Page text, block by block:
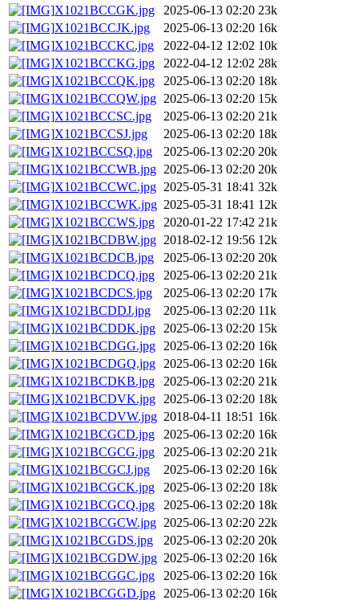
X1021BCCGK.jpg
2025-06-13 02:20 23k
X1021BCCJK.jpg
2025-06-13 02:20 16k
X1021BCCKC.jpg
2022-04-12 12:02 10k
X1021BCCKG.jpg
2022-04-12 12:02 28k
X1021BCCQK.jpg
2025-06-13 02:20 18k
X1021BCCQW.jpg 2025-06-13 02:20 15k
X1021BCCSC.jpg
2025-06-13 02:20 21k
X1021BCCSJ.jpg
2025-06-13 02:20 18k
X1021BCCSQ.jpg
2025-06-13 02:20 20k
X1021BCCWB.jpg 2025-06-13 02:20 20k
X1021BCCWC.jpg 2025-05-31 18:41 32k
X1021BCCWK.jpg 2025-05-31 18:41 12k
X1021BCCWS.jpg
2020-01-22 17:42 21k
X1021BCDBW.jpg 2018-02-12 19:56 12k
X1021BCDCB.jpg
2025-06-13 02:20 20k
X1021BCDCQ.jpg
2025-06-13 02:20 21k
X1021BCDCS.jpg
2025-06-13 02:20 17k
X1021BCDDJ.jpg
2025-06-13 02:20 11k
X1021BCDDK.jpg
2025-06-13 02:20 15k
X1021BCDGG.jpg
2025-06-13 02:20 16k
X1021BCDGQ.jpg
2025-06-13 02:20 16k
X1021BCDKB.jpg
2025-06-13 02:20 21k
X1021BCDVK.jpg
2025-06-13 02:20 18k
X1021BCDVW.jpg 2018-04-11 18:51 16k
X1021BCGCD.jpg
2025-06-13 02:20 16k
X1021BCGCG.jpg
2025-06-13 02:20 21k
X1021BCGCJ.jpg
2025-06-13 02:20 16k
X1021BCGCK.jpg
2025-06-13 02:20 18k
X1021BCGCQ.jpg
2025-06-13 02:20 18k
X1021BCGCW.jpg 2025-06-13 02:20 22k
X1021BCGDS.jpg
2025-06-13 02:20 20k
X1021BCGDW.jpg 2025-06-13 02:20 16k
X1021BCGGC.jpg
2025-06-13 02:20 16k
X1021BCGGD.jpg
2025-06-13 02:20 16k